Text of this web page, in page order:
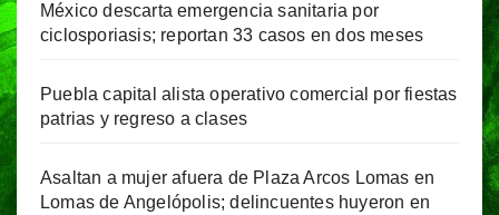
México descarta emergencia sanitaria por
ciclosporiasis; reportan 33 casos en dos meses
Puebla capital alista operativo comercial por fiestas
patrias y regreso a clases
Asaltan a mujer afuera de Plaza Arcos Lomas en
Lomas de Angelópolis; delincuentes huyeron en